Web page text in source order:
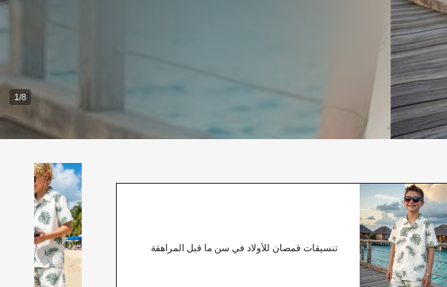
1/8
تنسيقات قمصان للأولاد في سن ما قبل المراهقة